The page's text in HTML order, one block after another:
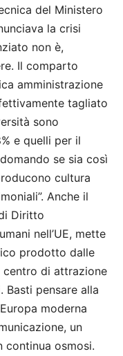
del Ministero
la crisi
non è,
Il comparto
amministrazione
tagliato
sono
e quelli per il
se sia così
cultura
Anche il
Diritto
nell’UE, mette
prodotto dalle
di attrazione
Basti pensare alla
moderna
un
continua osmosi.